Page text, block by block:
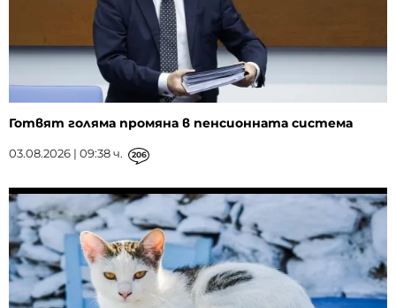
Готвят голяма промяна в пенсионната система
03.08.2026 | 09:38 ч. 206